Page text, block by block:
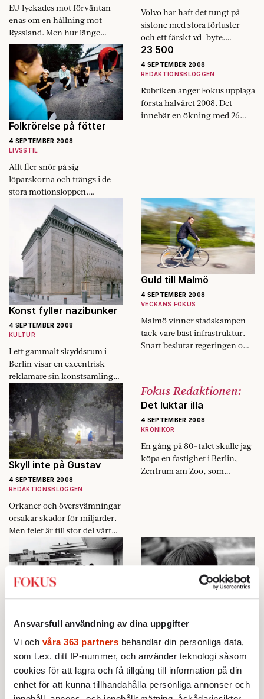
Ansvarsfull användning av dina uppgifter
Vi och våra 363 partners behandlar din personliga data,
som t.ex. ditt IP-nummer, och använder teknologi såsom
cookies för att lagra och få tillgång till information på din
enhet för att kunna tillhandahålla personliga annonser och
EU lyckades mot förväntan
enas om en hållning mot
Ryssland. Men hur länge
håller den?
Volvo har haft det tungt på
sistone med stora förluster
och ett färskt vd-byte.
Industrimannen Sören Gyll
var vd för Volvo 1992–1997.
Folkrörelse på fötter
4 SEPTEMBER 2008
LIVSSTIL
Allt fler snör på sig
löparskorna och trängs i de
stora motionsloppen.
Samtidigt blir resultaten allt
mindre att skryta med. Den
moderna löparen springer inte
för att vinna utan för att
överleva.
23 500
4 SEPTEMBER 2008
REDAKTIONSBLOGGEN
Rubriken anger Fokus upplaga
första halvåret 2008. Det
innebär en ökning med 26
Konst fyller nazibunker
4 SEPTEMBER 2008
KULTUR
I ett gammalt skyddsrum i
Berlin visar en excentrisk
reklamare sin konstsamling
för allmänheten.
Guld till Malmö
4 SEPTEMBER 2008
VECKANS FOKUS
Malmö vinner stadskampen
tack vare bäst ­infrastruktur.
Snart beslutar regeringen om
Skyll inte på Gustav
4 SEPTEMBER 2008
REDAKTIONSBLOGGEN
Orkaner och översvämningar
orsakar skador för miljarder.
Men felet är till stor del vårt
Fokus Redaktionen:
Det luktar illa
4 SEPTEMBER 2008
KRÖNIKOR
En gång på 80-talet skulle jag
köpa en fastighet i Berlin,
Zentrum am Zoo, som
Rasismens nya röst
4 SEPTEMBER 2008
UTRIKES
president? Barack Obamas
försprång kan hotas av djupt
Svartsjuk sexdomptör
4 SEPTEMBER 2008
Catherine Millet, som
chockade världen med sin
vågade sexberättelse, är